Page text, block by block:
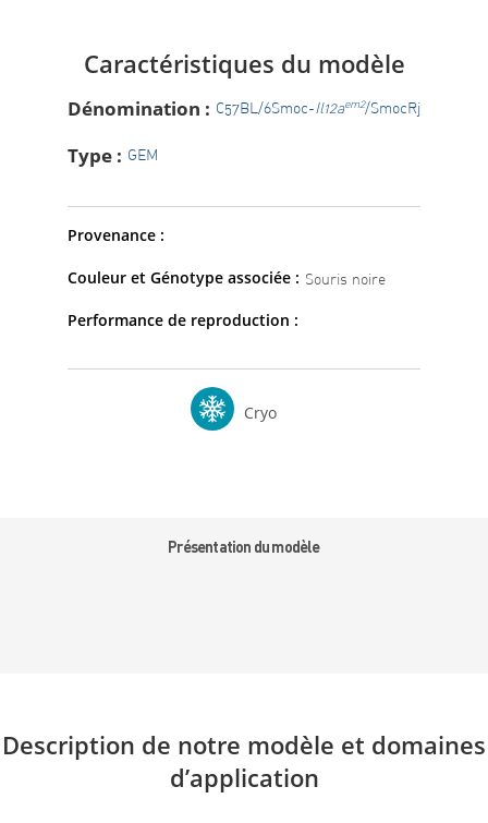
Caractéristiques du modèle
Dénomination : C57BL/6Smoc-Il12aem2/SmocRj
Type : GEM
Provenance :
Couleur et Génotype associée : Souris noire
Performance de reproduction :
Cryo
Présentation du modèle
Description de notre modèle et domaines
d’application